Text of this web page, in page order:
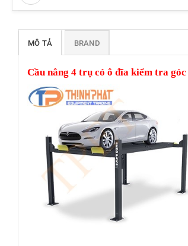
MÔ TẢ BRAND
Cầu nâng 4 trụ có ô đĩa kiểm tra